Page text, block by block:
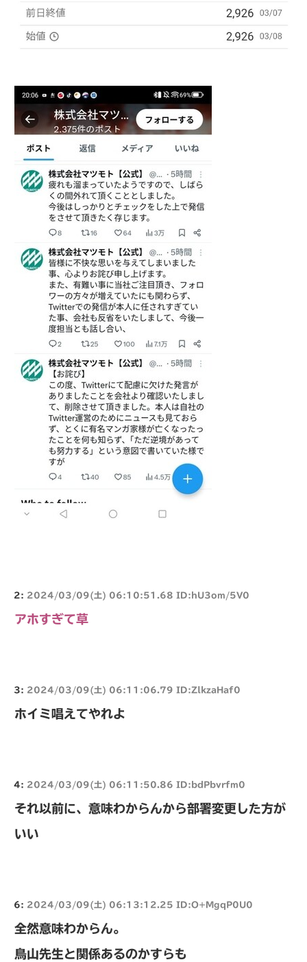
2: 2024/03/09(土) 06:10:51.68 ID:hU3om/5V0
アホすぎて草
3: 2024/03/09(土) 06:11:06.79 ID:ZlkzaHaf0
ホイミ唱えてやれよ
4: 2024/03/09(土) 06:11:50.86 ID:bdPbvrfm0
それ以前に、意味わからんから部署変更した方が
いい
6: 2024/03/09(土) 06:13:12.25 ID:O+MgqP0U0
全然意味わからん。
鳥山先生と関係あるのかすらも